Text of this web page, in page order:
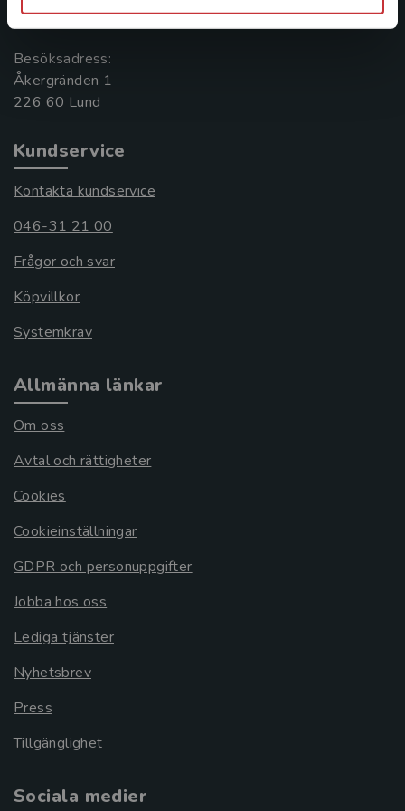
221 00 Lund
Besöksadress:
Åkergränden 1
Kundservice
Kontakta kundservice
046-31 21 00
Frågor och svar
Köpvillkor
Systemkrav
Allmänna länkar
Om oss
Avtal och rättigheter
Cookies
Cookieinställningar
GDPR och personuppgifter
Jobba hos oss
Lediga tjänster
Nyhetsbrev
Press
Tillgänglighet
Sociala medier